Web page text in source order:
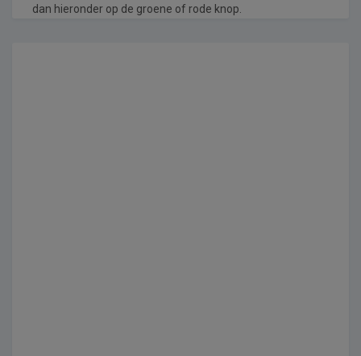
dan hieronder op de groene of rode knop.